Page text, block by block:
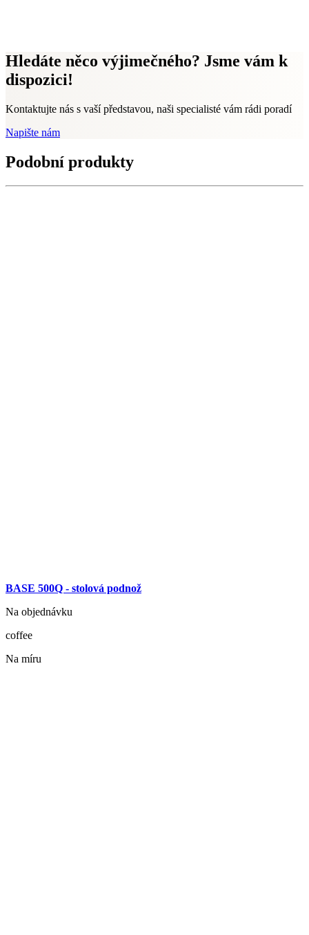
Hledáte něco výjimečného? Jsme vám k
dispozici!
Kontaktujte nás s vaší představou, naši specialisté vám rádi poradí
Napište nám
Podobní produkty
BASE 500Q - stolová podnož
Na objednávku
coffee
Na míru